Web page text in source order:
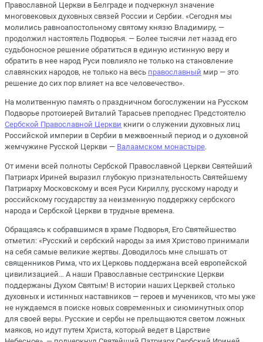
Православной Церкви в Белграде и подчеркнул значение
многовековых духовных связей России и Сербии. «Сегодня мы
молились равноапостольному святому князю Владимиру, —
продолжил настоятель Подворья. — Более тысячи лет назад его
судьбоносное решение обратиться в единую истинную веру и
обратить в нее народ Руси повлияло не только на становление
славянских народов, не только на весь православный мир — это
решение до сих пор влияет на все человечество».
На молитвенную память о праздничном богослужении на Русском
Подворье протоиерей Виталий Тарасьев преподнес Предстоятелю
Сербской Православной Церкви книги о служении духовных лиц
Российской империи в Сербии в межвоенный период и о духовной
жемчужине Русской Церкви — Валаамском монастыре.
От имени всей полноты Сербской Православной Церкви Святейший
Патриарх Ириней выразил глубокую признательность Святейшему
Патриарху Московскому и всея Руси Кириллу, русскому народу и
российскому государству за неизменную поддержку сербского
народа и Сербской Церкви в трудные времена.
Обращаясь к собравшимся в храме Подворья, Его Святейшество
отметил: «Русский и сербский народы за имя Христово принимали
на себя самые великие жертвы. Доводилось мне слышать от
священников Рима, что их Церковь поддержана всей европейской
цивилизацией… А наши Православные сестринские Церкви
поддержаны Духом Святым! В истории наших Церквей столько
духовных и истинных наставников — героев и мучеников, что мы уже
не нуждаемся в поиске новых современных и сиюминутных опор
для своей веры. Русские и сербы не прельщаются светом ложных
маяков, но идут путем Христа, который ведет в Царствие